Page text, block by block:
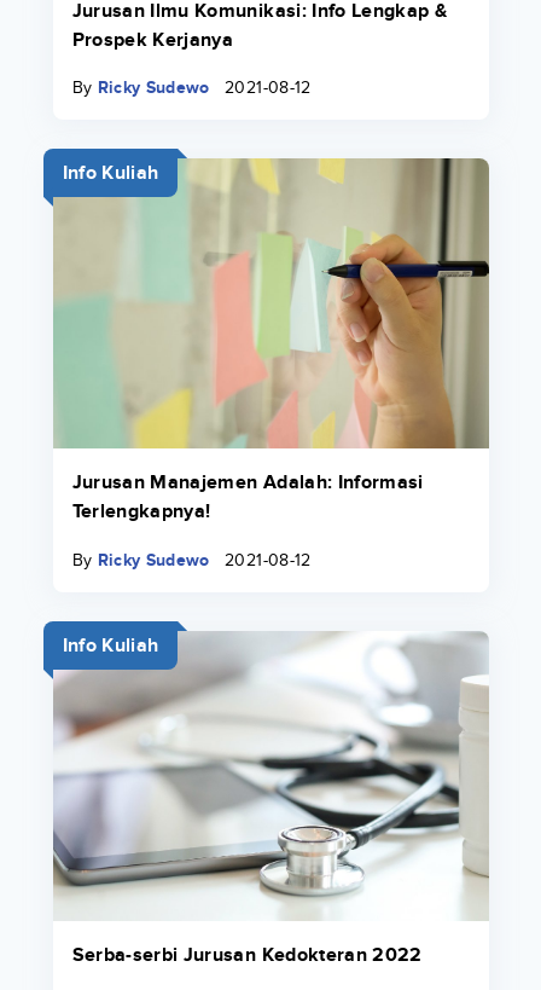
Jurusan Ilmu Komunikasi: Info Lengkap &
Prospek Kerjanya
By Ricky Sudewo 2021-08-12
Info Kuliah
Jurusan Manajemen Adalah: Informasi
Terlengkapnya!
By Ricky Sudewo 2021-08-12
Info Kuliah
Serba-serbi Jurusan Kedokteran 2022